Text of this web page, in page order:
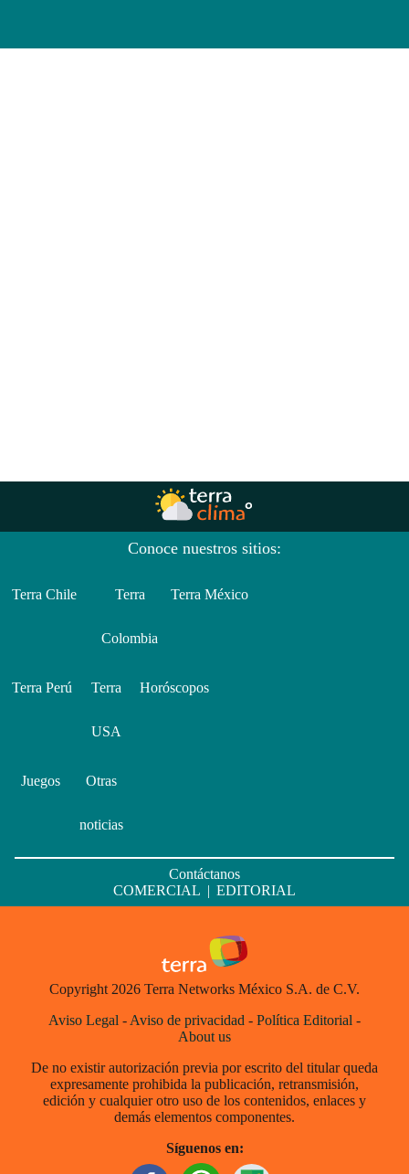
Conoce nuestros sitios:
Terra Chile Terra
Colombia
Terra México
Terra Perú Terra
USA
Horóscopos
Juegos Otras
noticias
Contáctanos
COMERCIAL | EDITORIAL
Copyright 2026 Terra Networks México S.A. de C.V.
Aviso Legal - Aviso de privacidad - Política Editorial -
About us
De no existir autorización previa por escrito del titular queda
expresamente prohibida la publicación, retransmisión,
edición y cualquier otro uso de los contenidos, enlaces y
demás elementos componentes.
Síguenos en: